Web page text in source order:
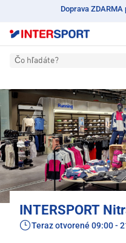
Doprava
Čo hľadáte?
INTERSPORT
Teraz otvorené 09:00 -